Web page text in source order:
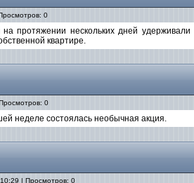
0
протяжении нескольких дней удерживали
квартире.
0
неделе состоялась необычная акция.
| Просмотров: 0